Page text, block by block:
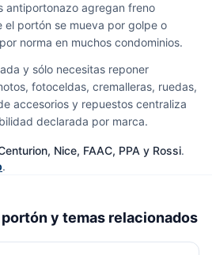
antiportonazo agregan freno
el portón se mueva por golpe o
norma en muchos condominios.
y sólo necesitas reponer
fotoceldas, cremalleras, ruedas,
accesorios y repuestos centraliza
declarada por marca.
Nice, FAAC, PPA y Rossi.
.
y temas relacionados